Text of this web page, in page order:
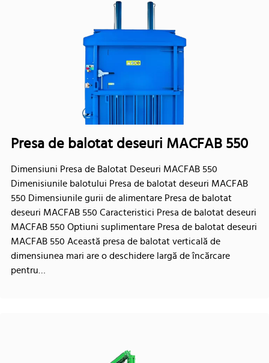
Presa de balotat deseuri MACFAB 550
Dimensiuni Presa de Balotat Deseuri MACFAB 550
Dimenisiunile balotului Presa de balotat deseuri MACFAB
550 Dimensiunile gurii de alimentare Presa de balotat
deseuri MACFAB 550 Caracteristici Presa de balotat deseuri
MACFAB 550 Optiuni suplimentare Presa de balotat deseuri
MACFAB 550 Această presa de balotat verticală de
dimensiunea mari are o deschidere largă de încărcare
pentru…